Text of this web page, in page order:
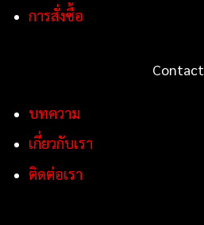
การสั่งซื้อ
Contact
บทความ
เกี่ยวกับเรา
ติดต่อเรา